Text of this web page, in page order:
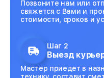
Позвоните нам или
свяжется с Вами и
стоимости, сроков и
Шаг 2
Выезд
Мастер приедет в